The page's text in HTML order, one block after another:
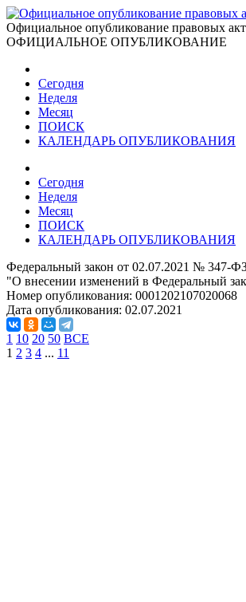
Официальное опубликование правовых
ОФИЦИАЛЬНОЕ ОПУБЛИКОВАНИЕ
Сегодня
Неделя
Месяц
ПОИСК
КАЛЕНДАРЬ ОПУБЛИКОВАНИЯ
Сегодня
Неделя
Месяц
ПОИСК
КАЛЕНДАРЬ ОПУБЛИКОВАНИЯ
Федеральный закон от 02.07.2021 № 347-
"О внесении изменений в Федеральный
Номер опубликования: 0001202107020068
Дата опубликования: 02.07.2021
1 10 20 50 ВСЕ
1 2 3 4 ... 11